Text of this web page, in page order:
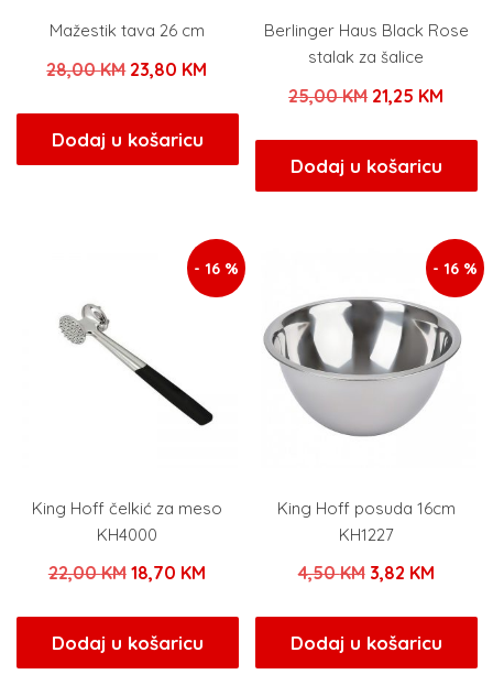
Mažestik tava 26 cm
28,00KM Izvorna
bila
je:
23,80 KM
23,80 KM.
Dodaj u košaricu
Berlinger Haus Black Rose
stalak za šalice
25,00KM Izvorna
bila
je:
21,25 KM
21,25
Dodaj u košaricu
- 16 %
King Hoff čelkić za meso
KH4000
22,00KM Izvorna
bila
je:
18,70 KMTrenutna
18,70 KM.
Dodaj u košaricu
- 16 %
King Hoff posuda 16cm
KH1227
4,50KM Izvorna
bila
je:
3,82 KM
je:
3,82
Dodaj u košaricu